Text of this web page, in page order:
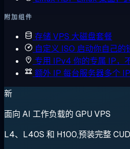
附加组件
存储 VPS 大磁盘套餐
自定义 ISO 启动你自己的
专用 IPv4 你的专属 IP，
额外 IP 每台服务器多个
新
面向 AI 工作负载的 GPU VPS
L4、L40S 和 H100,预装完整